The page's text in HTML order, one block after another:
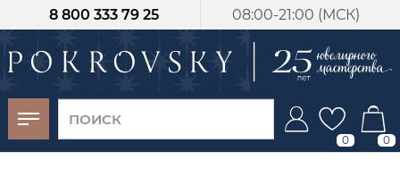
08:00-21:00 (МСК)
8 800 333 79 25
0 0
-30%
от 15 дней с
момента оплаты